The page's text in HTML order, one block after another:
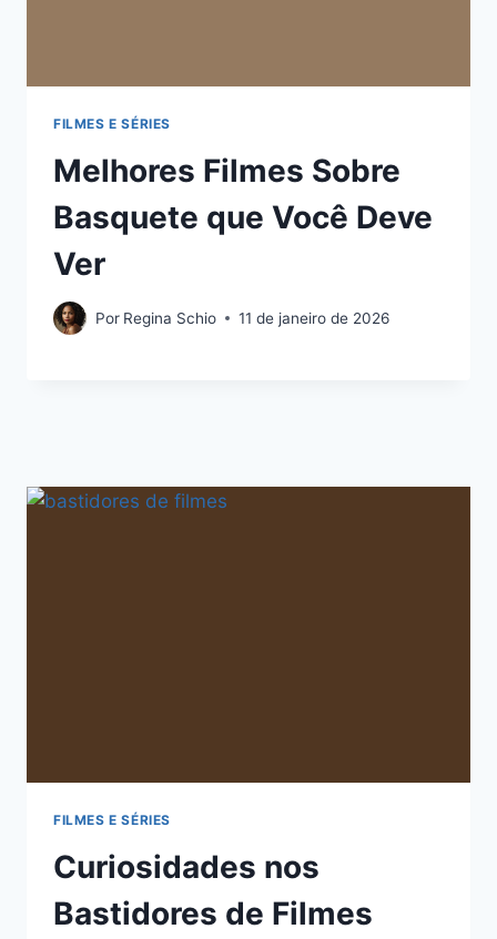
FILMES E SÉRIES
Melhores Filmes Sobre
Basquete que Você Deve
Ver
Por Regina Schio 11 de janeiro de 2026
FILMES E SÉRIES
Curiosidades nos
Bastidores de Filmes